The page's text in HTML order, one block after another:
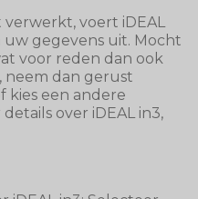
voert iDEAL
gegevens uit. Mocht
voor reden dan ook
dan gerust
kies een andere
over iDEAL in3,